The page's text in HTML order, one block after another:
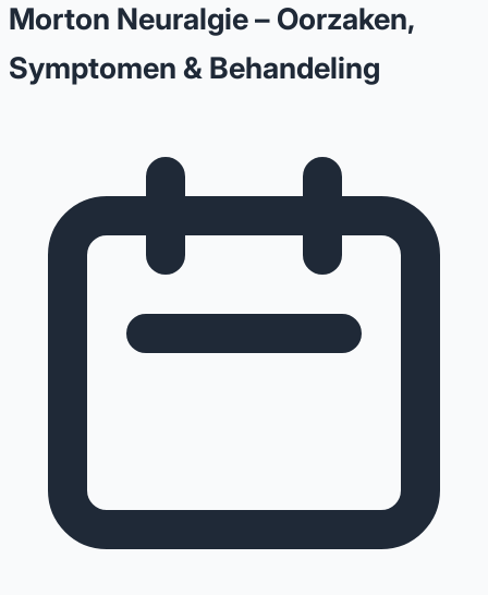
Morton Neuralgie – Oorzaken,
Symptomen & Behandeling